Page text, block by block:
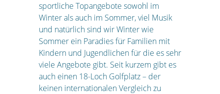
sportliche Topangebote sowohl im
Winter als auch im Sommer, viel Musik
und natürlich sind wir Winter wie
Sommer ein Paradies für Familien mit
Kindern und Jugendlichen für die es sehr
viele Angebote gibt. Seit kurzem gibt es
auch einen 18-Loch Golfplatz – der
keinen internationalen Vergleich zu